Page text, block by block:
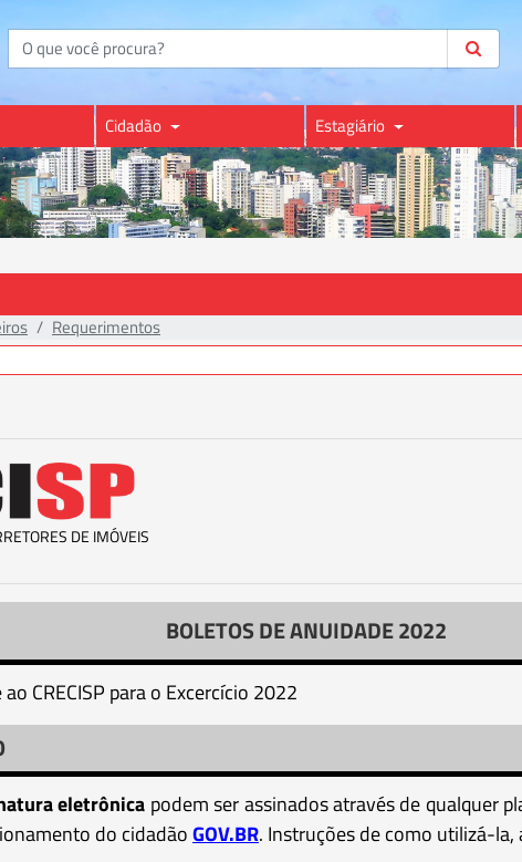
Buscar
Cidadão Estagiário
Requerimentos
DE IMÓVEIS
BOLETOS DE ANUIDADE 2022
CRECISP para o Excercício 2022
eletrônica podem ser assinados através de qualquer
do cidadãoGOV.BR. Instruções de como utilizá-la,